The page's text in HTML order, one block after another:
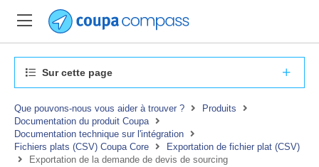
Sur cette page
Que pouvons-nous vous aider à trouver ?
Produits
Documentation du produit Coupa
Documentation technique sur l'intégration
Fichiers plats (CSV) Coupa Core
Exportation de fichier plat (CSV)
Exportation de la demande de devis de sourcing